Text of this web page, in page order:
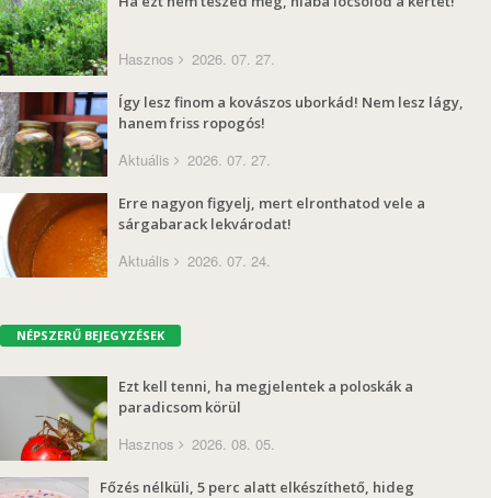
Hasznos 2026. 07. 27.
Így lesz finom a kovászos uborkád! Nem lesz lágy,
hanem friss ropogós!
Aktuális 2026. 07. 27.
Erre nagyon figyelj, mert elronthatod vele a
sárgabarack lekvárodat!
Aktuális 2026. 07. 24.
NÉPSZERŰ BEJEGYZÉSEK
Ezt kell tenni, ha megjelentek a poloskák a
paradicsom körül
Hasznos 2026. 08. 05.
Főzés nélküli, 5 perc alatt elkészíthető, hideg